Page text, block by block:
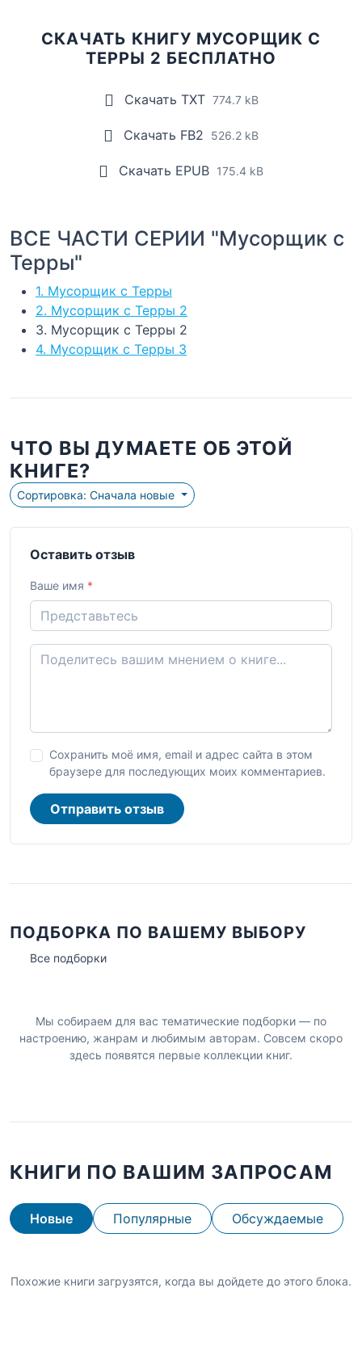
СКАЧАТЬ КНИГУ МУСОРЩИК С
ТЕРРЫ 2 БЕСПЛАТНО
Скачать TXT 774.7 kB
Скачать FB2 526.2 kB
Скачать EPUB 175.4 kB
ВСЕ ЧАСТИ СЕРИИ "Мусорщик с
Терры"
1. Мусорщик с Терры
2. Мусорщик с Терры 2
3. Мусорщик с Терры 2
4. Мусорщик с Терры 3
ЧТО ВЫ ДУМАЕТЕ ОБ ЭТОЙ
КНИГЕ?
Сортировка: Сначала новые
Оставить отзыв
Ваше имя *
Сохранить моё имя, email и адрес сайта в этом
браузере для последующих моих комментариев.
Отправить отзыв
ПОДБОРКА ПО ВАШЕМУ ВЫБОРУ
Все подборки
Мы собираем для вас тематические подборки — по
настроению, жанрам и любимым авторам. Совсем скоро
здесь появятся первые коллекции книг.
КНИГИ ПО ВАШИМ ЗАПРОСАМ
Новые Популярные Обсуждаемые
Похожие книги загрузятся, когда вы дойдете до этого блока.